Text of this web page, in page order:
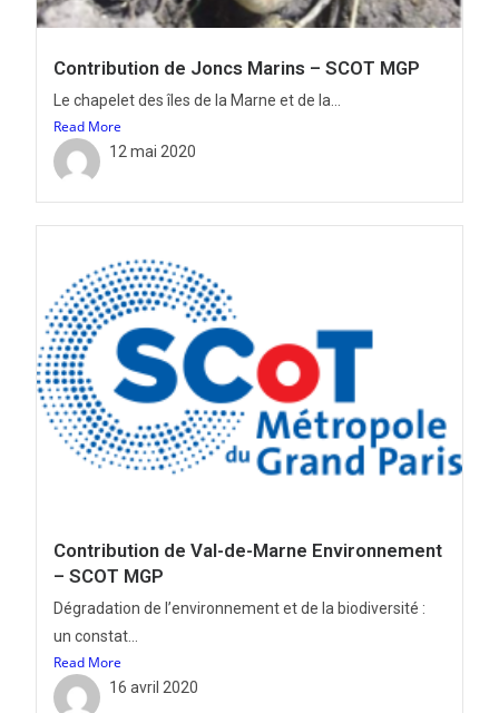
Contribution de Joncs Marins – SCOT MGP
Le chapelet des îles de la Marne et de la...
Read More
12 mai 2020
Contribution de Val-de-Marne Environnement
– SCOT MGP
Dégradation de l’environnement et de la biodiversité :
un constat...
Read More
16 avril 2020